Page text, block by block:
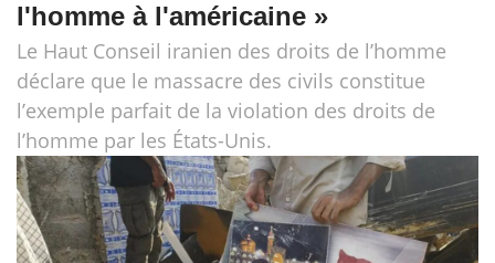
l'homme à l'américaine »
Le Haut Conseil iranien des droits de l’homme
déclare que le massacre des civils constitue
l’exemple parfait de la violation des droits de
l’homme par les États-Unis.